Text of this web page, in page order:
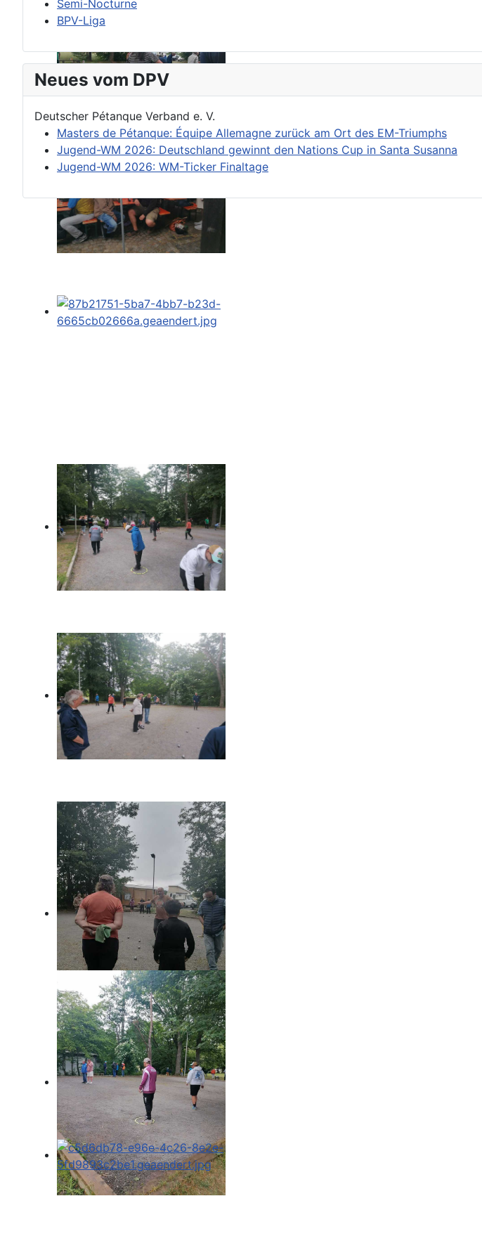
Semi-Nocturne
BPV-Liga
Neues vom DPV
Deutscher Pétanque Verband e. V.
Masters de Pétanque: Équipe Allemagne zurück am Ort des EM-Triumphs
Jugend-WM 2026: Deutschland gewinnt den Nations Cup in Santa Susanna
Jugend-WM 2026: WM-Ticker Finaltage